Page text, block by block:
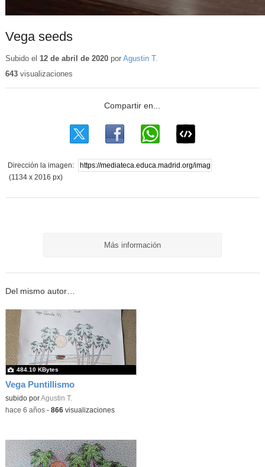
Vega seeds
Subido el 12 de abril de 2020por Agustin T.
643visualizaciones
Dirección la imagen:
(1134 x 2016 px)
Más información
Del mismo autor…
Vega Puntillismo
subido porAgustin T.
484.10 KBytes
-hace 6 años- 866visualizaciones